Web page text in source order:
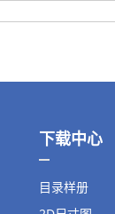
下载中心
目录样册